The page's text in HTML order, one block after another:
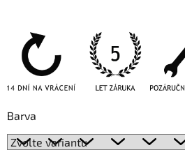
Barva